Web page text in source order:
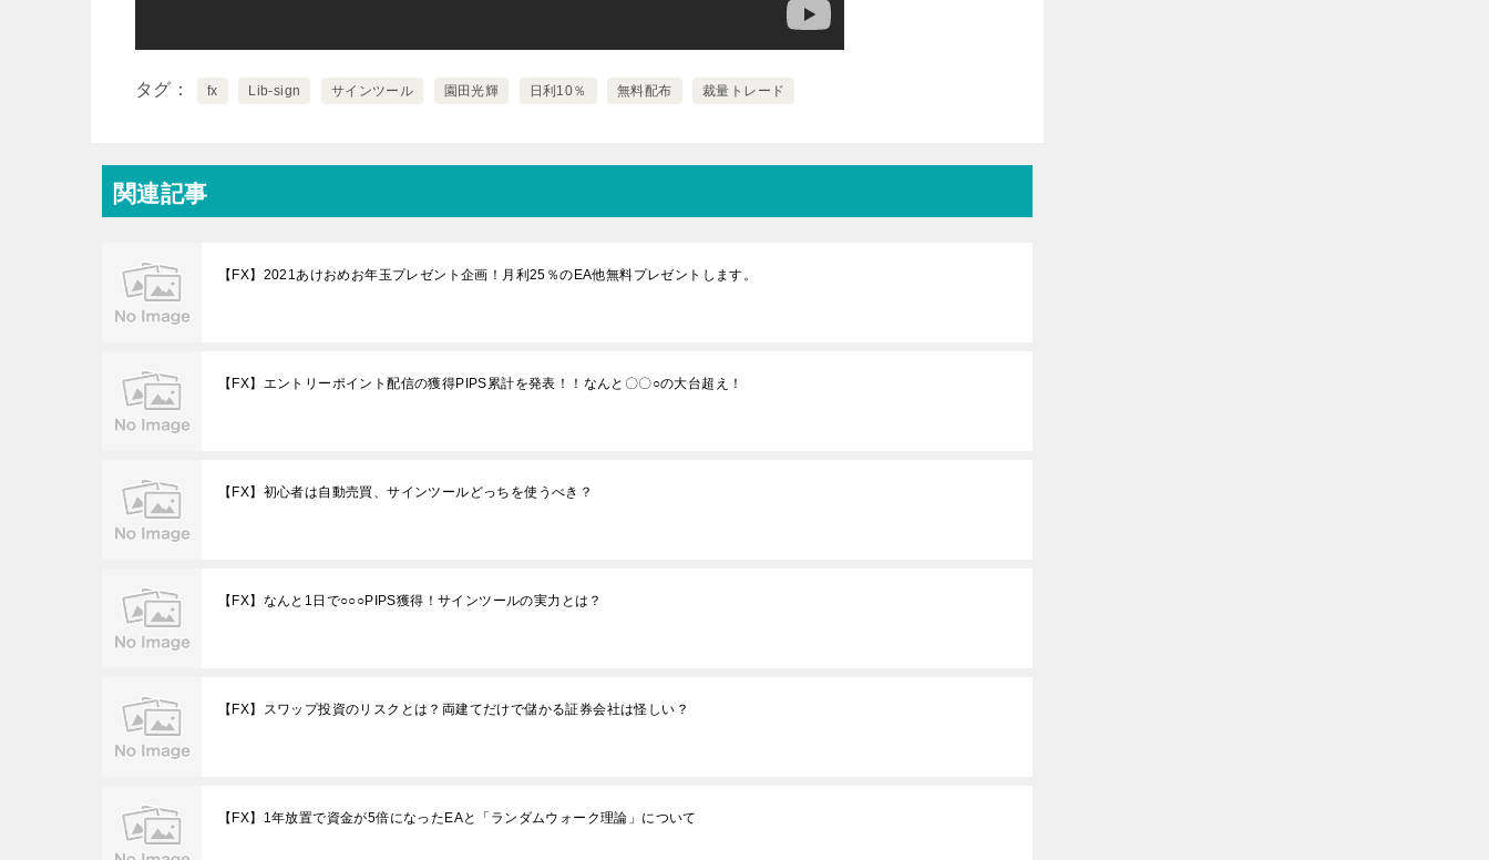
タグ fx Lib-sign サインツール 園田光輝 日利10％ 無料配布 裁量トレード
関連記事
【FX】2021あけおめお年玉プレゼント企画！月利25％のEA他無料プレゼントします。
【FX】エントリーポイント配信の獲得PIPS累計を発表！！なんと〇〇○の大台超え！
【FX】初心者は自動売買、サインツールどっちを使うべき？
【FX】なんと1日で○○○PIPS獲得！サインツールの実力とは？
【FX】スワップ投資のリスクとは？両建てだけで儲かる証券会社は怪しい？
【FX】1年放置で資金が5倍になったEAと「ランダムウォーク理論」について